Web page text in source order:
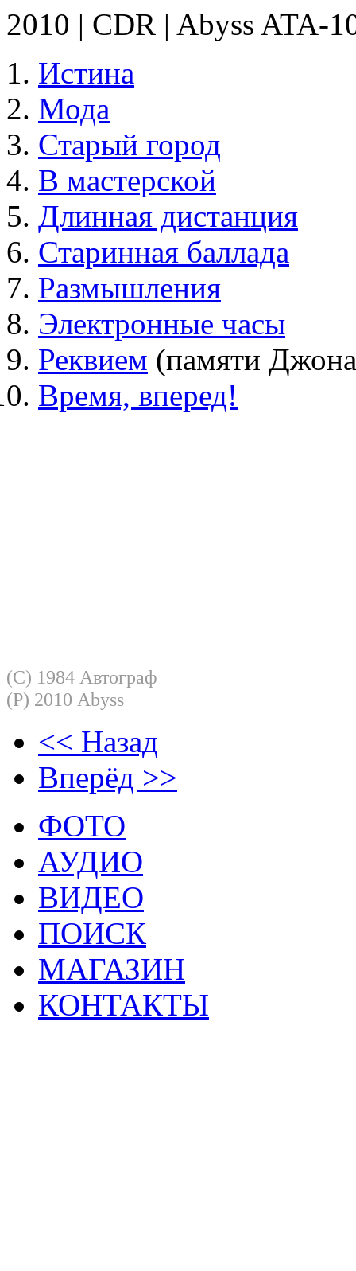
2010 | CDR | Abyss ATA-
Истина
Мода
Старый город
В мастерской
Длинная дистанция
Старинная баллада
Размышления
Электронные часы
Реквием (памяти
Время, вперед!
(C) 1984 Автограф
(P) 2010 Abyss
<< Назад
Вперёд >>
ФОТО
АУДИО
ВИДЕО
ПОИСК
МАГАЗИН
КОНТАКТЫ